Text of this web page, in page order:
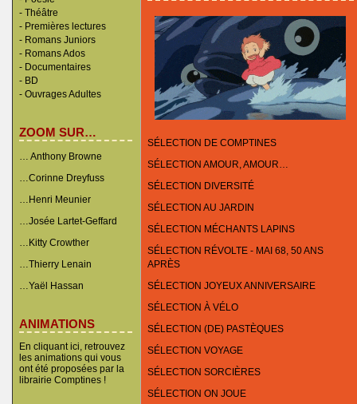
- Théâtre
- Premières lectures
- Romans Juniors
- Romans Ados
- Documentaires
- BD
- Ouvrages Adultes
ZOOM SUR…
… Anthony Browne
…Corinne Dreyfuss
…Henri Meunier
…Josée Lartet-Geffard
…Kitty Crowther
…Thierry Lenain
…Yaël Hassan
ANIMATIONS
En cliquant ici, retrouvez
les animations qui vous
ont été proposées par la
librairie Comptines !
SÉLECTION DE COMPTINES
SÉLECTION AMOUR, AMOUR…
SÉLECTION DIVERSITÉ
SÉLECTION AU JARDIN
SÉLECTION MÉCHANTS LAPINS
SÉLECTION RÉVOLTE - MAI 68, 50 ANS
APRÈS
SÉLECTION JOYEUX ANNIVERSAIRE
SÉLECTION À VÉLO
SÉLECTION (DE) PASTÈQUES
SÉLECTION VOYAGE
SÉLECTION SORCIÈRES
SÉLECTION ON JOUE